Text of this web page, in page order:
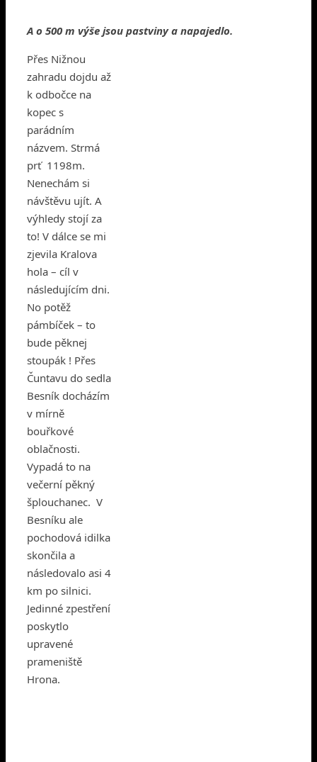
A o 500 m výše jsou pastviny a napajedlo.
Přes Nižnou
zahradu dojdu až
k odbočce na
kopec s
parádním
názvem. Strmá
prť 1198m.
Nenechám si
návštěvu ujít. A
výhledy stojí za
to! V dálce se mi
zjevila Kralova
hola – cíl v
následujícím dni.
No potěž
pámbíček – to
bude pěknej
stoupák ! Přes
Čuntavu do sedla
Besník docházím
v mírně
bouřkové
oblačnosti.
Vypadá to na
večerní pěkný
šplouchanec. V
Besníku ale
pochodová idilka
skončila a
následovalo asi 4
km po silnici.
Jedinné zpestření
poskytlo
upravené
prameniště
Hrona.